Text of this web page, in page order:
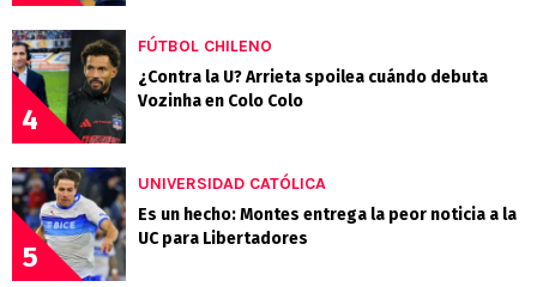
4
FÚTBOL CHILENO
¿Contra la U? Arrieta spoilea cuándo debuta
Vozinha en Colo Colo
5
UNIVERSIDAD CATÓLICA
Es un hecho: Montes entrega la peor noticia a la
UC para Libertadores